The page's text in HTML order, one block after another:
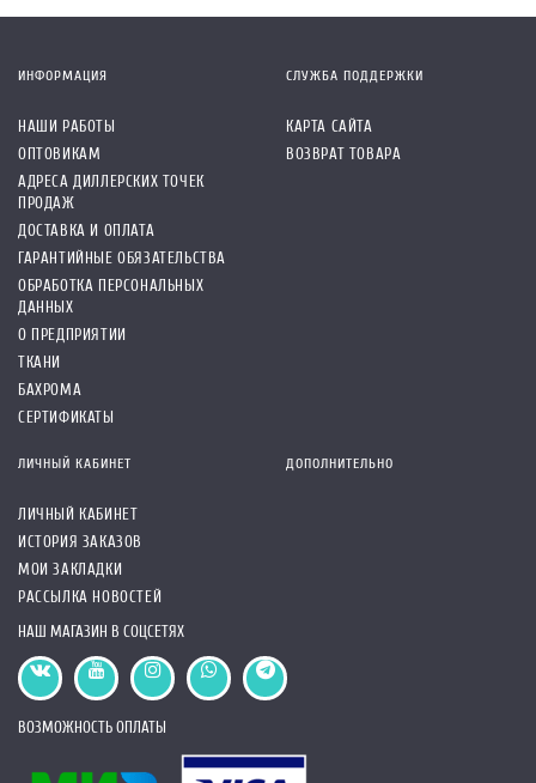
ИНФОРМАЦИЯ
НАШИ РАБОТЫ
ОПТОВИКАМ
АДРЕСА ДИЛЛЕРСКИХ ТОЧЕК
ПРОДАЖ
ДОСТАВКА И ОПЛАТА
ГАРАНТИЙНЫЕ ОБЯЗАТЕЛЬСТВА
ОБРАБОТКА ПЕРСОНАЛЬНЫХ
ДАННЫХ
О ПРЕДПРИЯТИИ
ТКАНИ
БАХРОМА
СЕРТИФИКАТЫ
СЛУЖБА ПОДДЕРЖКИ
КАРТА САЙТА
ВОЗВРАТ ТОВАРА
ЛИЧНЫЙ КАБИНЕТ
ЛИЧНЫЙ КАБИНЕТ
ИСТОРИЯ ЗАКАЗОВ
МОИ ЗАКЛАДКИ
РАССЫЛКА НОВОСТЕЙ
ДОПОЛНИТЕЛЬНО
НАШ МАГАЗИН В СОЦСЕТЯХ
ВОЗМОЖНОСТЬ ОПЛАТЫ